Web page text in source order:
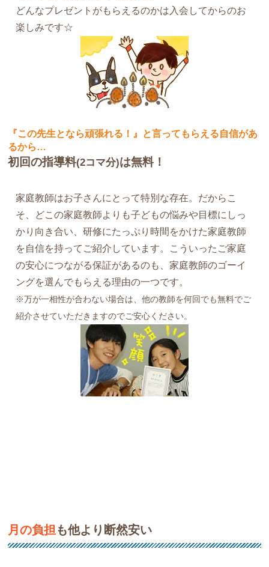
どんなプレゼントがもらえるのかは入会してからのお
楽しみです☆
『この先生となら頑張れる！』と言ってもらえる自信があ
るから…
初回の指導料(2コマ分)は無料！
家庭教師はお子さんにとって特別な存在。だからこ
そ、どこの家庭教師よりも子どもの悩みや目標にしっ
かり向き合い、研修にたっぷり時間をかけた家庭教師
を自信を持ってご紹介しています。こういったご家庭
の安心につながる保証があるのも、家庭教師のゴーイ
ングを選んでもらえる理由の一つです。
※万が一相性が合わない場合は、他の教師を何回でも無料でご
紹介させていただきますのでご安心ください。
月の負担 も他より断然安い